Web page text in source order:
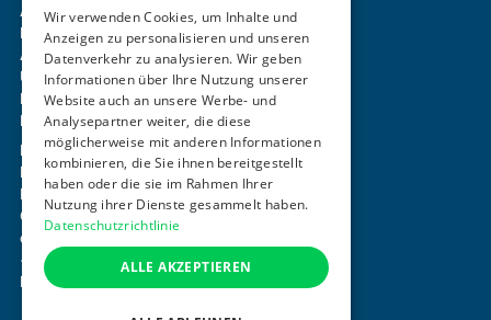
Akademie
Mitgliedschaft
Aktivitäten
Über uns
Login
Kontakt
Impressum
Datenschutz
Barrierefreiheitserklärung
Cookie-Einstellungen anpassen
office@ogni.at
+43 664 15 63 507
Mayerhofgasse 1 / 22, 1040 Wien
Wir verwenden Cookies, um Inhalte und
Anzeigen zu personalisieren und unseren
Datenverkehr zu analysieren. Wir geben
Informationen über Ihre Nutzung unserer
Website auch an unsere Werbe- und
Analysepartner weiter, die diese
möglicherweise mit anderen Informationen
kombinieren, die Sie ihnen bereitgestellt
haben oder die sie im Rahmen Ihrer
Nutzung ihrer Dienste gesammelt haben.
Datenschutzrichtlinie
ALLE AKZEPTIEREN